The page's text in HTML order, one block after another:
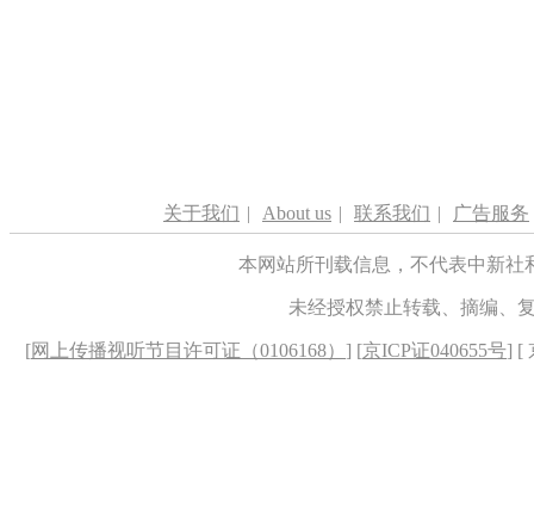
关于我们 | About us | 联系我们 | 广告服务
本网站所刊载信息，不代表中新
未经授权禁止转载、摘编、
[网上传播视听节目许可证（0106168） ] [京ICP证040655号] [